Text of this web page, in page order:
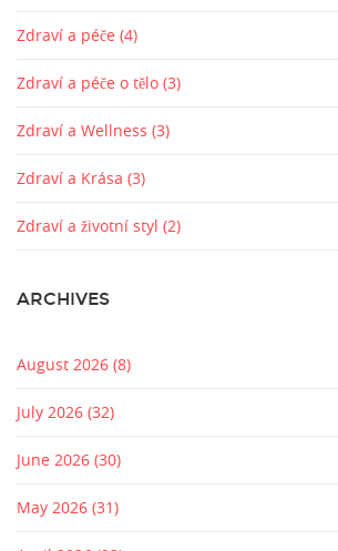
Zdraví a péče (4)
Zdraví a péče o tělo (3)
Zdraví a Wellness (3)
Zdraví a Krása (3)
Zdraví a životní styl (2)
ARCHIVES
August 2026 (8)
July 2026 (32)
June 2026 (30)
May 2026 (31)